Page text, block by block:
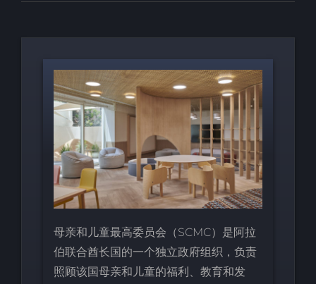
母亲和儿童最高委员会（SCMC）是阿拉
伯联合酋长国的一个独立政府组织，负责
照顾该国母亲和儿童的福利、教育和发